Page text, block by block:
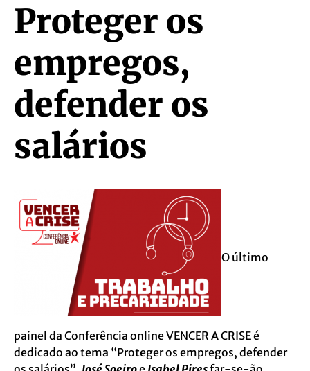
Proteger os
empregos,
defender os
salários
O último
painel da Conferência online VENCER A CRISE é
dedicado ao tema “Proteger os empregos, defender